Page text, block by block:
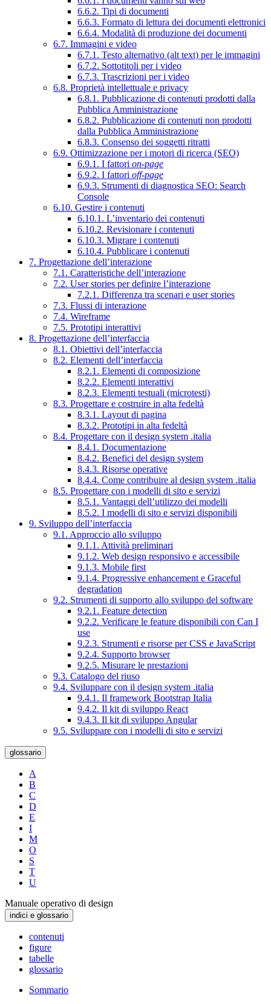
6.6.2. Tipi di documenti
6.6.3. Formato di lettura dei documenti elettronici
6.6.4. Modalità di produzione dei documenti
6.7. Immagini e video
6.7.1. Testo alternativo (alt text) per le immagini
6.7.2. Sottotitoli per i video
6.7.3. Trascrizioni per i video
6.8. Proprietà intellettuale e privacy
6.8.1. Pubblicazione di contenuti prodotti dalla
Pubblica Amministrazione
6.8.2. Pubblicazione di contenuti non prodotti
dalla Pubblica Amministrazione
6.8.3. Consenso dei soggetti ritratti
6.9. Ottimizzazione per i motori di ricerca (SEO)
6.9.1. I fattori on-page
6.9.2. I fattori off-page
6.9.3. Strumenti di diagnostica SEO: Search
Console
6.10. Gestire i contenuti
6.10.1. L’inventario dei contenuti
6.10.2. Revisionare i contenuti
6.10.3. Migrare i contenuti
6.10.4. Pubblicare i contenuti
7. Progettazione dell’interazione
7.1. Caratteristiche dell’interazione
7.2. User stories per definire l’interazione
7.2.1. Differenza tra scenari e user stories
7.3. Flussi di interazione
7.4. Wireframe
7.5. Prototipi interattivi
8. Progettazione dell’interfaccia
8.1. Obiettivi dell’interfaccia
8.2. Elementi dell’interfaccia
8.2.1. Elementi di composizione
8.2.2. Elementi interattivi
8.2.3. Elementi testuali (microtesti)
8.3. Progettare e costruire in alta fedeltà
8.3.1. Layout di pagina
8.3.2. Prototipi in alta fedeltà
8.4. Progettare con il design system .italia
8.4.1. Documentazione
8.4.2. Benefici del design system
8.4.3. Risorse operative
8.4.4. Come contribuire al design system .italia
8.5. Progettare con i modelli di sito e servizi
8.5.1. Vantaggi dell’utilizzo dei modelli
8.5.2. I modelli di sito e servizi disponibili
9. Sviluppo dell’interfaccia
9.1. Approccio allo sviluppo
9.1.1. Attività preliminari
9.1.2. Web design responsivo e accessibile
9.1.3. Mobile first
9.1.4. Progressive enhancement e Graceful
degradation
9.2. Strumenti di supporto allo sviluppo del software
9.2.1. Feature detection
9.2.2. Verificare le feature disponibili con Can I
use
9.2.3. Strumenti e risorse per CSS e JavaScript
9.2.4. Supporto browser
9.2.5. Misurare le prestazioni
9.3. Catalogo del riuso
9.4. Sviluppare con il design system .italia
9.4.1. Il framework Bootstrap Italia
9.4.2. Il kit di sviluppo React
9.4.3. Il kit di sviluppo Angular
9.5. Sviluppare con i modelli di sito e servizi
glossario
A
B
C
D
E
I
M
O
S
T
U
Manuale operativo di design
indici e glossario
contenuti
figure
tabelle
glossario
Sommario